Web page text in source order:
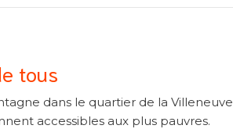
tous
dans le quartier de la Villeneuve
accessibles aux plus pauvres.